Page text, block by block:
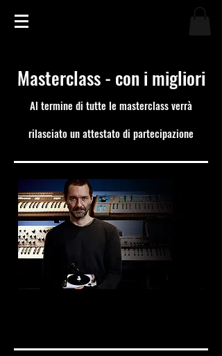
Masterclass - con i migliori
Al termine di tutte le masterclassverrà
rilasciato un attestato di partecipazione